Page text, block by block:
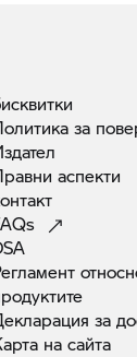
за
аспекти
за
на сайта